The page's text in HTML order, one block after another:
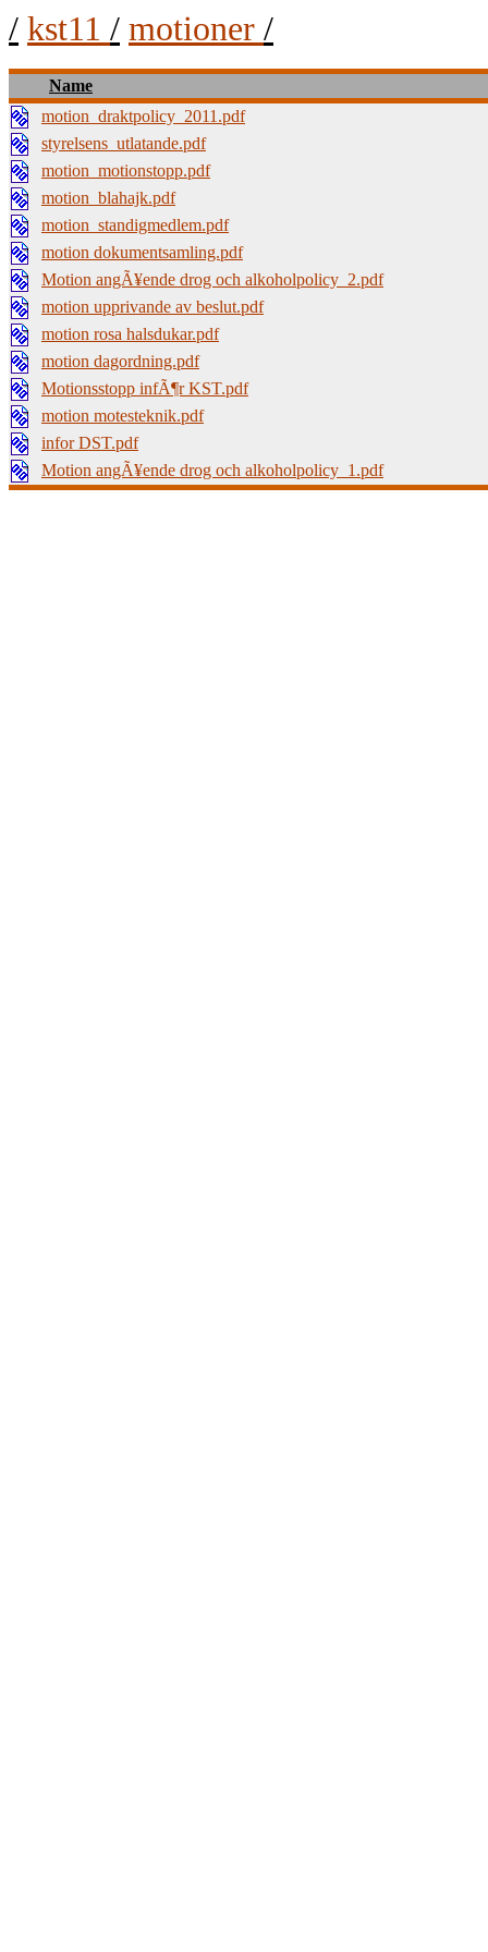
/ kst11 / motioner /
Name
motion_draktpolicy_2011.pdf
styrelsens_utlatande.pdf
motion_motionstopp.pdf
motion_blahajk.pdf
motion_standigmedlem.pdf
motion dokumentsamling.pdf
Motion angÃ¥ende drog och alkoholpolicy_2.pdf
motion upprivande av beslut.pdf
motion rosa halsdukar.pdf
motion dagordning.pdf
Motionsstopp infÃ¶r KST.pdf
motion motesteknik.pdf
infor DST.pdf
Motion angÃ¥ende drog och alkoholpolicy_1.pdf